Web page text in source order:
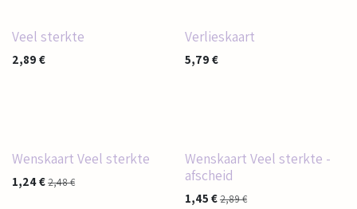
Veel sterkte
2,89 €
Verlieskaart
5,79 €
Wenskaart Veel sterkte
1,24€2,48€
Wenskaart Veel sterkte -
afscheid
1,45 €2,89€